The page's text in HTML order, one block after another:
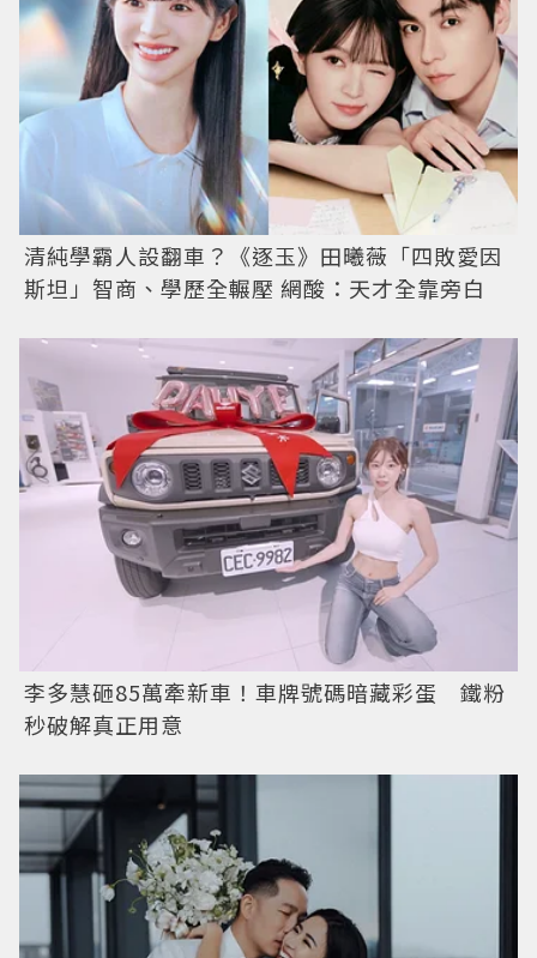
清純學霸人設翻車？《逐玉》田曦薇「四敗愛因
斯坦」智商、學歷全輾壓 網酸：天才全靠旁白
李多慧砸85萬牽新車！車牌號碼暗藏彩蛋 鐵粉
秒破解真正用意